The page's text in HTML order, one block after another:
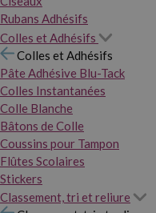
Rubans Adhésifs
Colles et Adhésifs
Colles et Adhésifs
Pâte Adhésive Blu-Tack
Colles Instantanées
Colle Blanche
Bâtons de Colle
Coussins pour Tampon
Flûtes Scolaires
Stickers
Classement, tri et reliure